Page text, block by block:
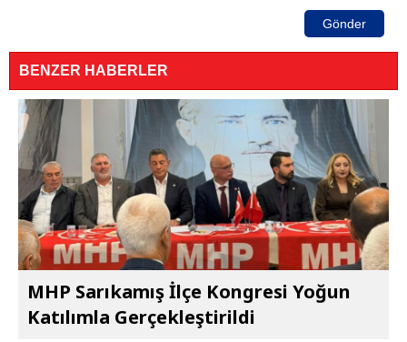
Gönder
BENZER HABERLER
MHP Sarıkamış İlçe Kongresi Yoğun
Katılımla Gerçekleştirildi